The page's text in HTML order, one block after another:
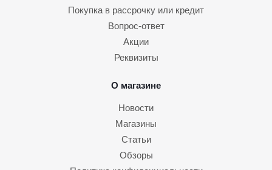
Покупка в рассрочку или кредит
Вопрос-ответ
Акции
Реквизиты
О магазине
Новости
Магазины
Статьи
Обзоры